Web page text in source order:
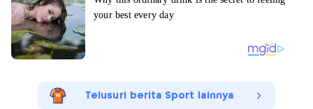
Telusuri berita Sport lainnya